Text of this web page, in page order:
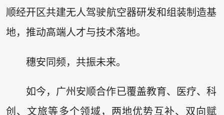
顺经开区共建无人驾驶航空器研发和组装制造基
地，推动高端人才与技术落地。
穗安同频，共振未来。
如今，广州安顺合作已覆盖教育、医疗、科
创、文旅等多个领域，两地优势互补、双向赋